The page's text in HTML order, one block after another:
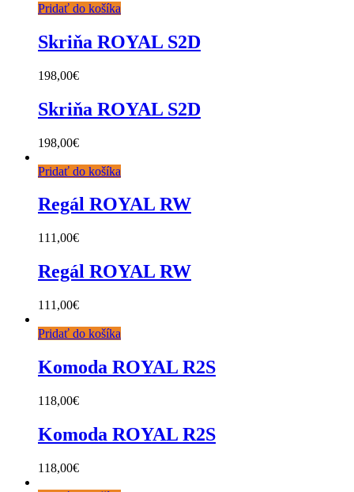
Pridať do košíka
Skriňa ROYAL S2D
198,00€
Skriňa ROYAL S2D
198,00€
Pridať do košíka
Regál ROYAL RW
111,00€
Regál ROYAL RW
111,00€
Pridať do košíka
Komoda ROYAL R2S
118,00€
Komoda ROYAL R2S
118,00€